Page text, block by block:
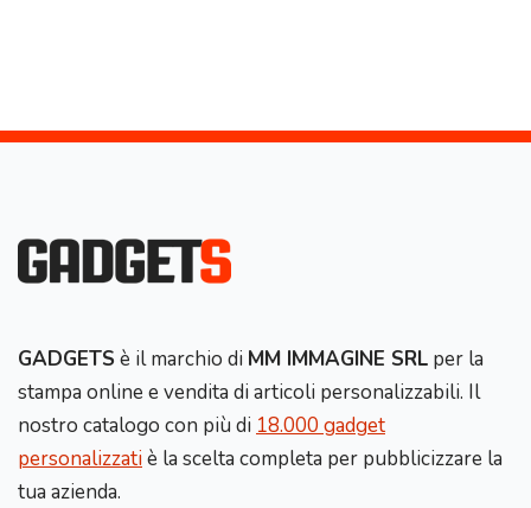
GADGETS è il marchio di MM IMMAGINE SRL per la
stampa online e vendita di articoli personalizzabili. Il
nostro catalogo con più di 18.000 gadget
personalizzatiè la scelta completa per pubblicizzare la
tua azienda.